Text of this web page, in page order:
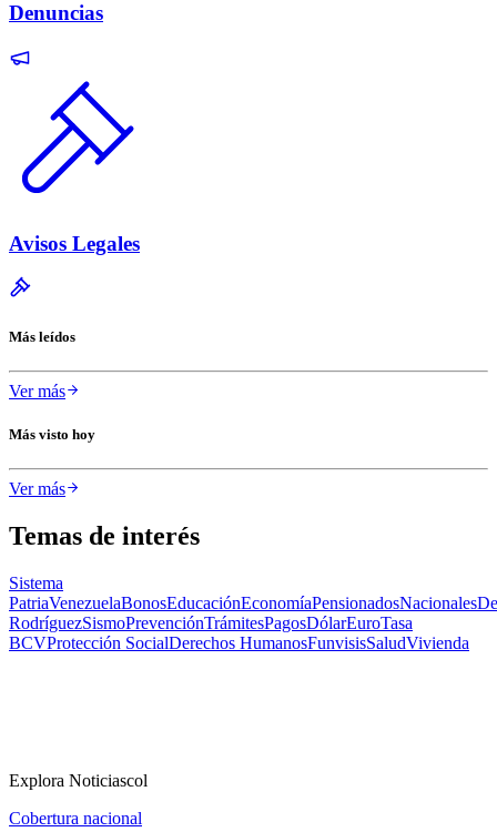
Denuncias
Avisos Legales
Más leídos
Ver más
Más visto hoy
Ver más
Temas de interés
Sistema
PatriaVenezuelaBonosEducaciónEconomíaPensionadosNacionales
RodríguezSismoPrevenciónTrámitesPagosDólarEuroTasa
BCVProtección SocialDerechos HumanosFunvisisSaludVivienda
Explora Noticiascol
Cobertura nacional